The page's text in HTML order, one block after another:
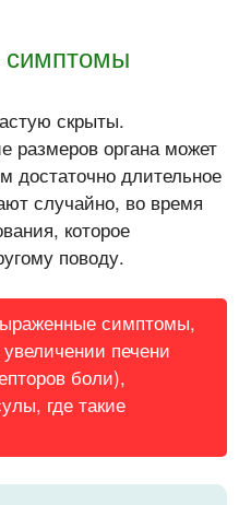
симптомы
скрыты.
размеров органа может
достаточно длительное
случайно, во время
которое
поводу.
симптомы,
печени
боли),
где такие